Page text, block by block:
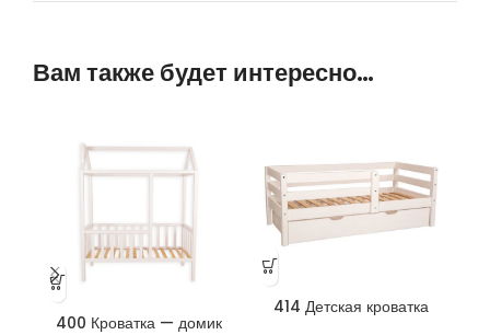
Вам также будет интересно…
400 Кроватка — домик
414 Детская кроватка